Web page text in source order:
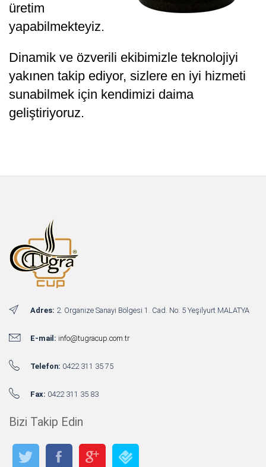
üretim
yapabilmekteyiz.
Dinamik ve özverili ekibimizle teknolojiyi
yakınen takip ediyor, sizlere en iyi hizmeti
sunabilmek için kendimizi daima
geliştiriyoruz.
Adres: 2. Organize Sanayi Bölgesi 1. Cad. No: 5 Yeşilyurt MALATYA
E-mail: info@tugracup.com.tr
Telefon: 0422 311 35 75
Fax: 0422 311 35 83
Bizi Takip Edin